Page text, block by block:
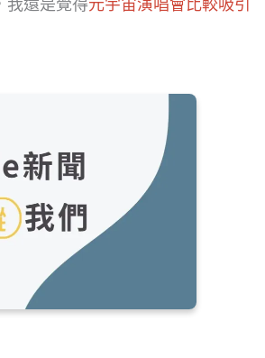
我還是覺得元宇宙演唱會比較吸引